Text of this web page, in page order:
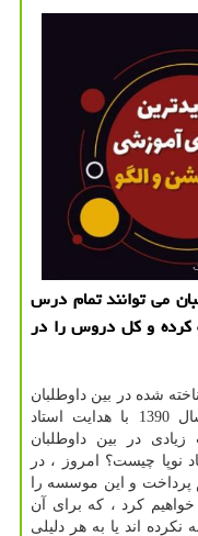
می توانند تمام درس
مدت 2 ماه مطالعه كرده و كل دروس را در
شده در بین داوطلبان
کنکور است ، که فعالیت خود را از سال 1390 با هدایت استاد
در بین داوطلبان
نوپا چیست؟ امروز ، در
پرداخت و این موسسه را
کرد ، که برای آن
اند یا به هر دلیلی